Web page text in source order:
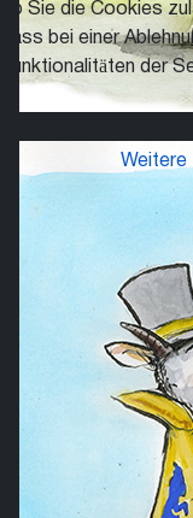
ob Sie die Cookies
dass bei einer
Funktionalitäten der
Weitere